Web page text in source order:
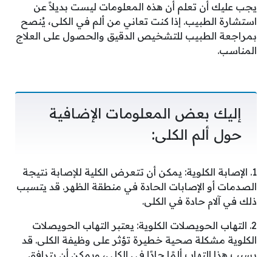
يجب عليك أن تعلم أن هذه المعلومات ليست بديلاً عن
استشارة الطبيب. إذا كنت تعاني من ألم في الكلى، يُنصح
بمراجعة الطبيب للتشخيص الدقيق والحصول على العلاج
المناسب.
إليك بعض المعلومات الإضافية
حول ألم الكلى:
1. الإصابة الكلوية: يمكن أن تتعرض الكلية للإصابة نتيجة
الصدمات أو الإصابات الحادة في منطقة الظهر. قد يتسبب
ذلك في آلام حادة في الكلى.
2. التهاب الحويصلات الكلوية: يعتبر التهاب الحويصلات
الكلوية مشكلة صحية خطيرة تؤثر على وظيفة الكلى. قد